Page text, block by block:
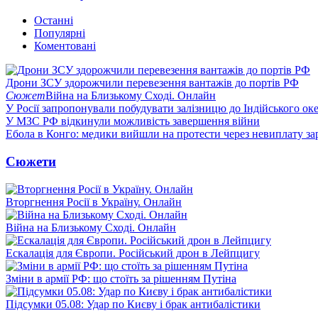
Останні
Популярні
Коментовані
Дрони ЗСУ здорожчили перевезення вантажів до портів РФ
СюжетВійна на Близькому Сході. Онлайн
У Росії запропонували побудувати залізницю до Індійського
У МЗС РФ відкинули можливість завершення війни
Ебола в Конго: медики вийшли на протести через невиплату
Сюжети
Вторгнення Росії в Україну. Онлайн
Війна на Близькому Сході. Онлайн
Ескалація для Європи. Російський дрон в Лейпцигу
Зміни в армії РФ: що стоїть за рішенням Путіна
Підсумки 05.08: Удар по Києву і брак антибалістики